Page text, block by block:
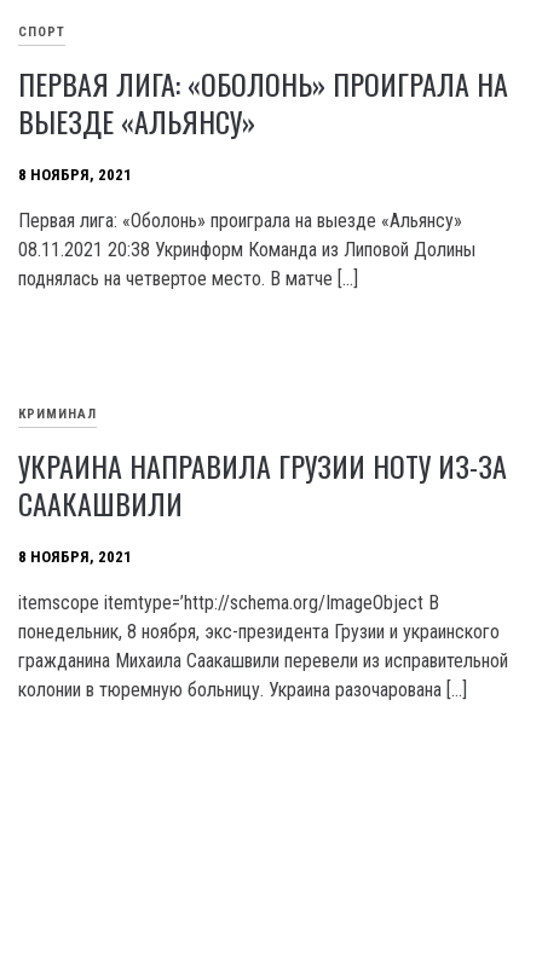
СПОРТ
ПЕРВАЯ ЛИГА: «ОБОЛОНЬ» ПРОИГРАЛА НА
ВЫЕЗДЕ «АЛЬЯНСУ»
8 НОЯБРЯ, 2021
Первая лига: «Оболонь» проиграла на выезде «Альянсу»
08.11.2021 20:38 Укринформ Команда из Липовой Долины
поднялась на четвертое место. В матче […]
КРИМИНАЛ
УКРАИНА НАПРАВИЛА ГРУЗИИ НОТУ ИЗ-ЗА
СААКАШВИЛИ
8 НОЯБРЯ, 2021
itemscope itemtype=’http://schema.org/ImageObject В
понедельник, 8 ноября, экс-президента Грузии и украинского
гражданина Михаила Саакашвили перевели из исправительной
колонии в тюремную больницу. Украина разочарована […]